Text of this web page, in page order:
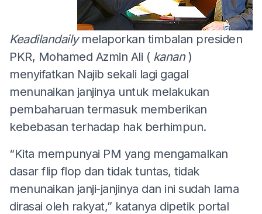
Keadilandailymelaporkan timbalan presiden
PKR, Mohamed Azmin Ali ( kanan)
menyifatkan Najib sekali lagi gagal
menunaikan janjinya untuk melakukan
pembaharuan termasuk memberikan
kebebasan terhadap hak berhimpun.
“Kita mempunyai PM yang mengamalkan
dasar flip flop dan tidak tuntas, tidak
menunaikan janji-janjinya dan ini sudah lama
dirasai oleh rakyat,” katanya dipetik portal